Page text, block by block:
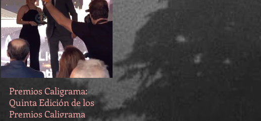
Premios Caligrama:
Quinta Edición de los
Premios Caligrama